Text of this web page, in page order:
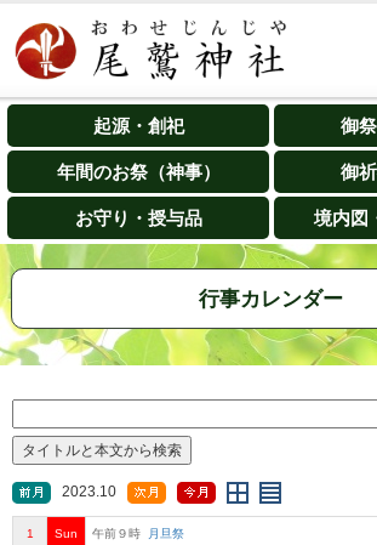
起源・創祀 御
年間のお祭（神事） 御
お守り・授与品 境内図
行事カレンダー
2023.10
1 Sun 午前９時 月旦祭